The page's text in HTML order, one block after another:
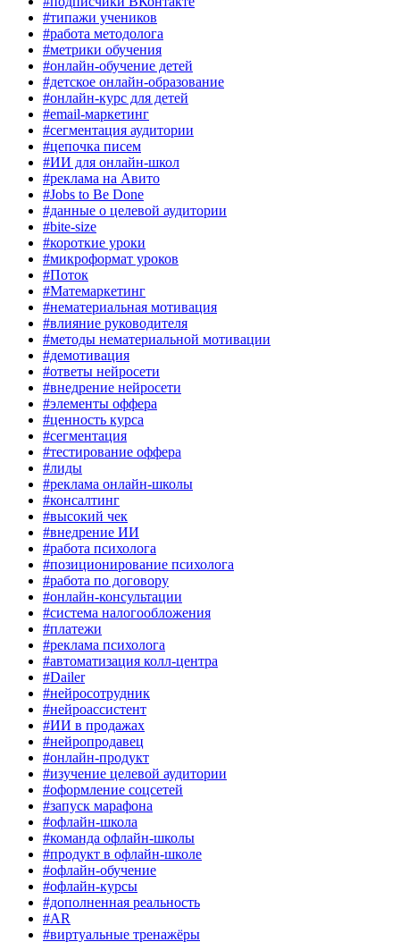
#типажи учеников
#работа методолога
#метрики обучения
#онлайн-обучение детей
#детское онлайн-образование
#онлайн-курс для детей
#email-маркетинг
#сегментация аудитории
#цепочка писем
#ИИ для онлайн-школ
#реклама на Авито
#Jobs to Be Done
#данные о целевой аудитории
#bite-size
#короткие уроки
#микроформат уроков
#Поток
#Матемаркетинг
#нематериальная мотивация
#влияние руководителя
#методы нематериальной мотивации
#демотивация
#ответы нейросети
#внедрение нейросети
#элементы оффера
#ценность курса
#сегментация
#тестирование оффера
#лиды
#реклама онлайн-школы
#консалтинг
#высокий чек
#внедрение ИИ
#работа психолога
#позиционирование психолога
#работа по договору
#онлайн-консультации
#система налогообложения
#платежи
#реклама психолога
#автоматизация колл-центра
#Dailer
#нейросотрудник
#нейроассистент
#ИИ в продажах
#нейропродавец
#онлайн-продукт
#изучение целевой аудитории
#оформление соцсетей
#запуск марафона
#офлайн-школа
#команда офлайн-школы
#продукт в офлайн-школе
#офлайн-обучение
#офлайн-курсы
#дополненная реальность
#AR
#виртуальные тренажёры